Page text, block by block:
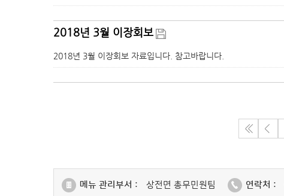
2018년 3월 이장회보
2018년 3월 이장회보 자료입니다. 참고바랍니다.
메뉴 관리부서 : 상전면 총무민원팀 연락처 :